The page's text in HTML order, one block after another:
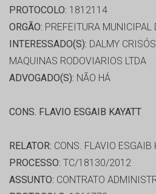
PROTOCOLO: 1812114
ORGÃO: PREFEITURA MUNICIPAL
INTERESSADO(S): DALMY
MAQUINAS RODOVIARIOS LTDA
ADVOGADO(S): NÃO HÁ
CONS. FLAVIO ESGAIB KAYATT
RELATOR: CONS. FLAVIO ESGAIB
PROCESSO: TC/18130/2012
ASSUNTO: CONTRATO